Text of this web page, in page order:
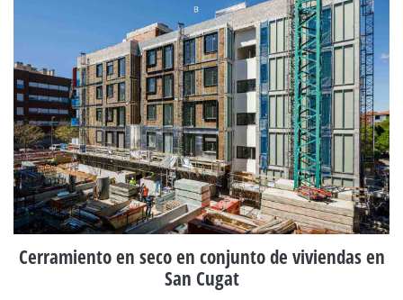
Cerramiento en seco en conjunto de viviendas en
San Cugat